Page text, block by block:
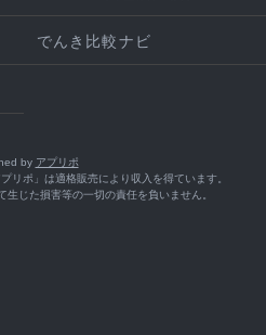
でんき比較ナビ
by アプリポ
リポ」は適格販売により収入を得ています。
じた損害等の一切の責任を負いません。